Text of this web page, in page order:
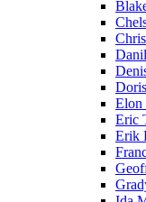
Elon
Eric
Erik